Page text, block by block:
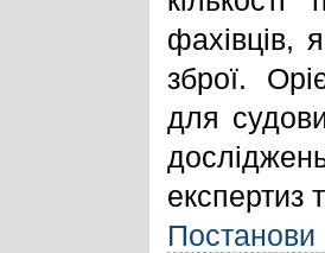
фахівців,
зброї.
для
експертиз
Постанови